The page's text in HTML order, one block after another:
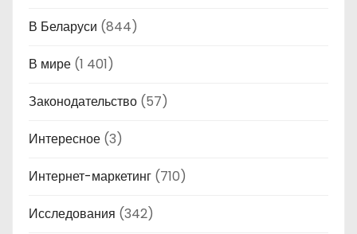
В Беларуси (844)
В мире (1 401)
Законодательство (57)
Интересное (3)
Интернет-маркетинг (710)
Исследования (342)